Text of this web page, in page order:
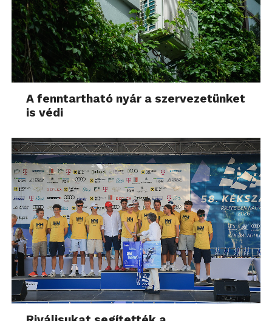
A fenntartható nyár a szervezetünket
is védi